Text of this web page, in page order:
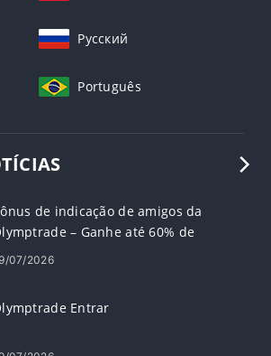
Русский
Português
de indicação de amigos da
– Ganhe até 60% de
sobre indicações
07/2026
Entrar